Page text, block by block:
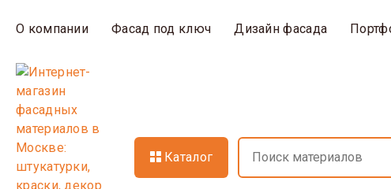
О компании Фасад под ключ Дизайн фасада
Каталог